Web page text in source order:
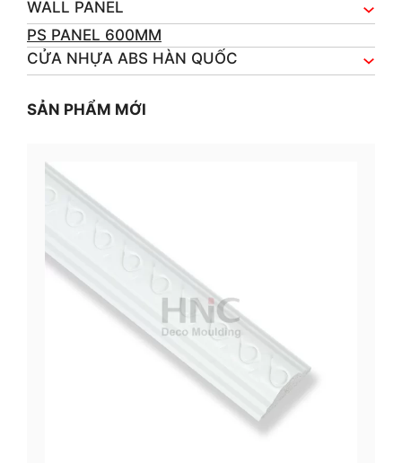
WALL PANEL
PS PANEL 600MM
CỬA NHỰA ABS HÀN QUỐC
SẢN PHẨM MỚI